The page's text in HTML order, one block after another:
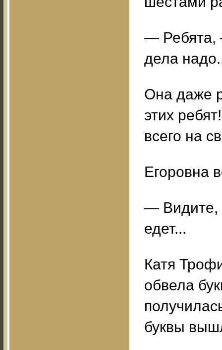
— Ребята,
дела
Она даже
этих
всего на
Егоровна
— Видите,
едет...
Катя
обвела
буквы